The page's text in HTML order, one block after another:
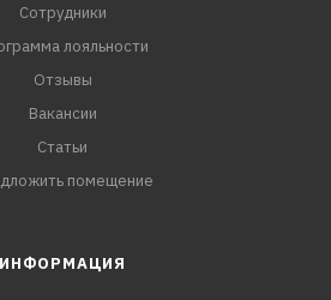
Сотрудники
лояльности
Отзывы
Вакансии
Статьи
помещение
ИНФОРМАЦИЯ